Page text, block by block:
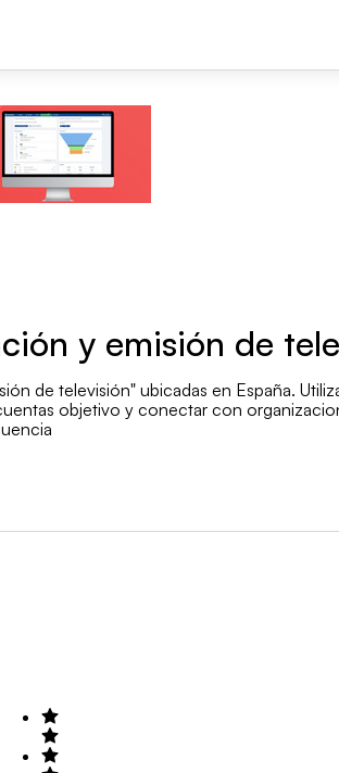
y emisión de
de televisión" ubicadas en España.
objetivo y conectar con